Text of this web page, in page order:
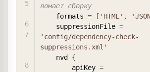
ломает сборку
    formats
= [ 'HTML' ,
    suppressionFile
=
'config/dependency-check-
suppressions.xml'
    nvd
{
        apiKey
=